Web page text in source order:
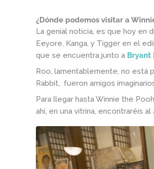
¿Dónde podemos visitar a
La genial noticia, es que hoy en
Eeyore, Kanga, y Tigger en el
que se encuentra junto a Bryant
Roo, lamentablemente, no está
Rabbit, fueron amigos
Para llegar hasta Winnie the
ahí, en una vitrina, encontraréis